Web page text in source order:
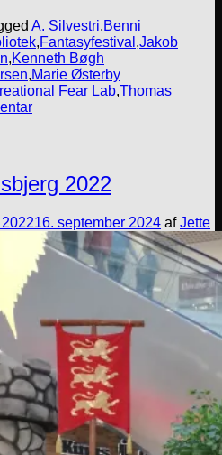
A. Silvestri,Benni
,Fantasyfestival ,Jakob
,Kenneth Bøgh
,Marie Østerby
Fear Lab,Thomas
2022
16. september 2024 afJette